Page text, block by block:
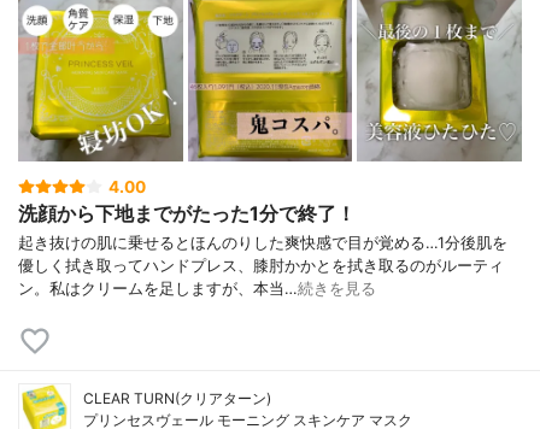
4.00
洗顔から下地までがたった1分で終了！
起き抜けの肌に乗せるとほんのりした爽快感で目が覚める…1分後肌を
優しく拭き取ってハンドプレス、膝肘かかとを拭き取るのがルーティ
ン。私はクリームを足しますが、本当…続きを見る
CLEAR TURN(クリアターン)
プリンセスヴェール モーニング スキンケア マスク